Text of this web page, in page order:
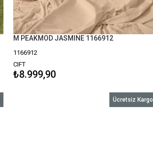
M PEAKMOD JASMINE 1166912
1166912
CIFT
₺8.999,90
Ücretsiz Kargo